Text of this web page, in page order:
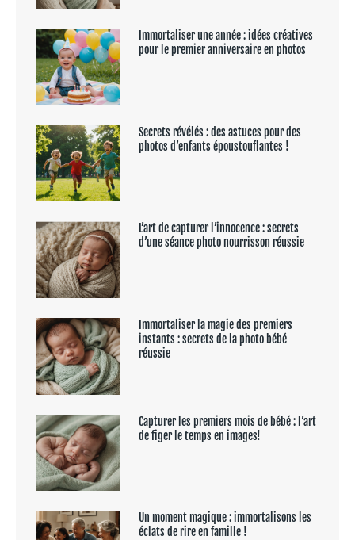
Immortaliser une année : idées créatives
pour le premier anniversaire en photos
Secrets révélés : des astuces pour des
photos d’enfants époustouflantes !
L’art de capturer l’innocence : secrets
d’une séance photo nourrisson réussie
Immortaliser la magie des premiers
instants : secrets de la photo bébé
réussie
Capturer les premiers mois de bébé : l’art
de figer le temps en images!
Un moment magique : immortalisons les
éclats de rire en famille !